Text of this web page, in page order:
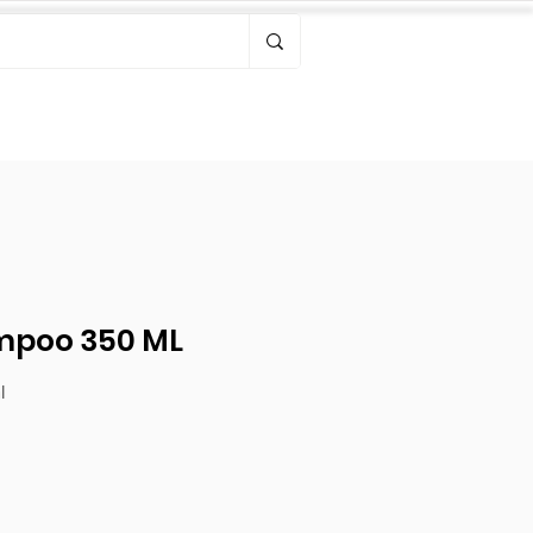
350 ML